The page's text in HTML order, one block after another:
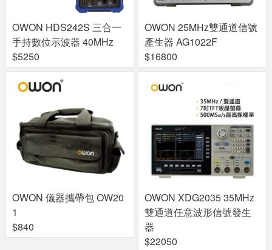
OWON HDS242S 三合一
手持數位示波器 40MHz
$5250
OWON 25MHz雙通道信號
產生器 AG1022F
$16800
OWON 儀器攜帶包 OW20
1
$840
OWON XDG2035 35MHz
雙通道任意波形信號發生
器
$22050